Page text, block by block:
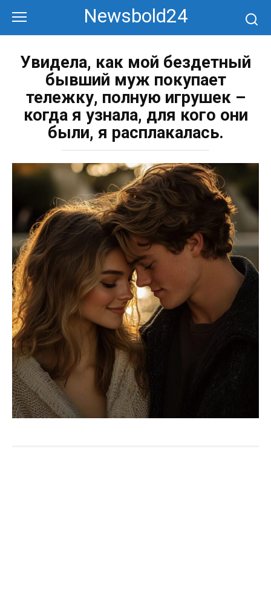
контенту
Newsbold24
Увидела, как мой бездетный
бывший муж покупает
тележку, полную игрушек –
когда я узнала, для кого они
были, я расплакалась.